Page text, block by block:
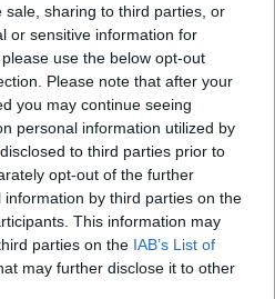
sale, sharing to third parties, or
or sensitive information for
use the below opt-out
Please note that after your
you may continue seeing
personal information utilized by
to third parties prior to
opt-out of the further
by third parties on the
This information may
parties on the IAB’s List of
may further disclose it to other
e
punonjës sigurie, çiftit të
pensionistëve në Francë i
grabiten ar dhe bizhuteri
me vlerë 1.1 milion euro
Itali, alarm i kuq në 27
qytete për shkak të vapës